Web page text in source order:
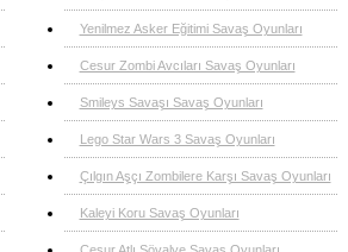
Yenilmez Asker Eğitimi Savaş Oyunları
Cesur Zombi Avcıları Savaş Oyunları
Smileys Savaşı Savaş Oyunları
Lego Star Wars 3 Savaş Oyunları
Çılgın Aşçı Zombilere Karşı Savaş Oyunları
Kaleyi Koru Savaş Oyunları
Cesur Atlı Şövalye Savaş Oyunları